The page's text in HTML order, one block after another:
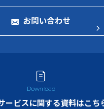
お問い合わせ
ービスに関する資料はこち